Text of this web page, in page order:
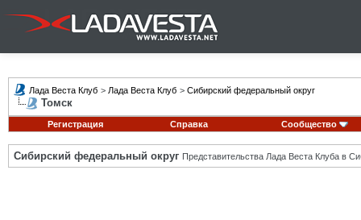
Лада Веста Клуб > Лада Веста Клуб > Сибирский федеральный округ
Томск
Регистрация Справка Сообщество
Сибирский федеральный округ Представительства Лада Веста Клуба в